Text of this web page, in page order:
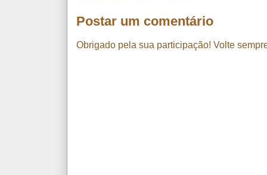
Postar um comentário
Obrigado pela sua participação! Volte